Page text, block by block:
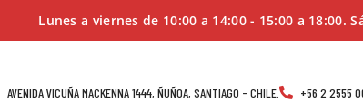
Lunes a viernes de 10:00 a 14:00 - 15:00 a 18:00.
AVENIDA VICUÑA MACKENNA 1444, ÑUÑOA, SANTIAGO - CHILE. +56 2 2555